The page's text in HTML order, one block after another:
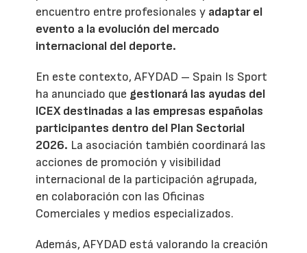
encuentro entre profesionales y adaptar el
evento a la evolución del mercado
internacional del deporte.
En este contexto, AFYDAD – Spain Is Sport
ha anunciado que gestionará las ayudas del
ICEX destinadas a las empresas españolas
participantes dentro del Plan Sectorial
2026. La asociación también coordinará las
acciones de promoción y visibilidad
internacional de la participación agrupada,
en colaboración con las Oficinas
Comerciales y medios especializados.
Además, AFYDAD está valorando la creación